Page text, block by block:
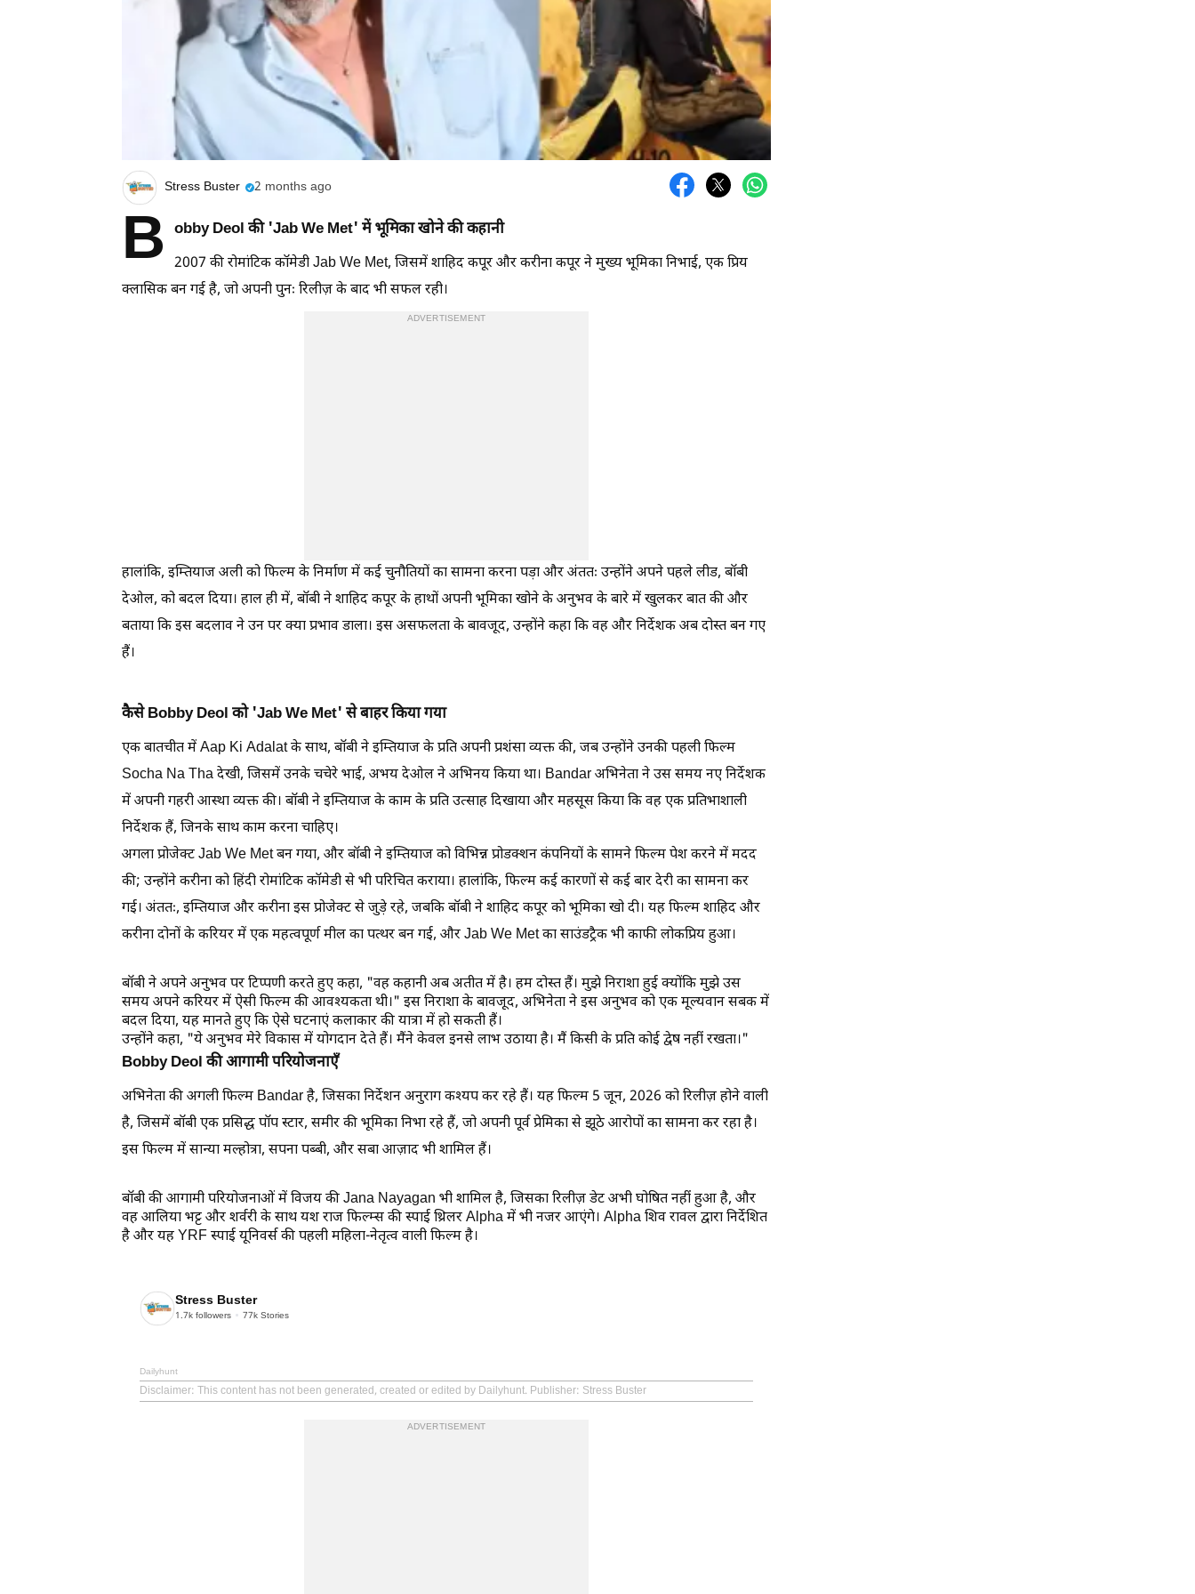
Stress Buster 2 months ago
B obby Deol की 'Jab We Met' में भूमिका खोने की कहानी
2007 की रोमांटिक कॉमेडी Jab We Met, जिसमें शाहिद कपूर और करीना कपूर ने मुख्य भूमिका निभाई, एक प्रिय
क्लासिक बन गई है, जो अपनी पुनः रिलीज़ के बाद भी सफल रही।
ADVERTISEMENT
हालांकि, इम्तियाज अली को फिल्म के निर्माण में कई चुनौतियों का सामना करना पड़ा और अंततः उन्होंने अपने पहले लीड, बॉबी
देओल, को बदल दिया। हाल ही में, बॉबी ने शाहिद कपूर के हाथों अपनी भूमिका खोने के अनुभव के बारे में खुलकर बात की और
बताया कि इस बदलाव ने उन पर क्या प्रभाव डाला। इस असफलता के बावजूद, उन्होंने कहा कि वह और निर्देशक अब दोस्त बन गए
हैं।
कैसे Bobby Deol को 'Jab We Met' से बाहर किया गया
एक बातचीत में Aap Ki Adalat के साथ, बॉबी ने इम्तियाज के प्रति अपनी प्रशंसा व्यक्त की, जब उन्होंने उनकी पहली फिल्म
Socha Na Tha देखी, जिसमें उनके चचेरे भाई, अभय देओल ने अभिनय किया था। Bandar अभिनेता ने उस समय नए निर्देशक
में अपनी गहरी आस्था व्यक्त की। बॉबी ने इम्तियाज के काम के प्रति उत्साह दिखाया और महसूस किया कि वह एक प्रतिभाशाली
निर्देशक हैं, जिनके साथ काम करना चाहिए।
अगला प्रोजेक्ट Jab We Met बन गया, और बॉबी ने इम्तियाज को विभिन्न प्रोडक्शन कंपनियों के सामने फिल्म पेश करने में मदद
की; उन्होंने करीना को हिंदी रोमांटिक कॉमेडी से भी परिचित कराया। हालांकि, फिल्म कई कारणों से कई बार देरी का सामना कर
गई। अंततः, इम्तियाज और करीना इस प्रोजेक्ट से जुड़े रहे, जबकि बॉबी ने शाहिद कपूर को भूमिका खो दी। यह फिल्म शाहिद और
करीना दोनों के करियर में एक महत्वपूर्ण मील का पत्थर बन गई, और Jab We Met का साउंडट्रैक भी काफी लोकप्रिय हुआ।
बॉबी ने अपने अनुभव पर टिप्पणी करते हुए कहा, "वह कहानी अब अतीत में है। हम दोस्त हैं। मुझे निराशा हुई क्योंकि मुझे उस
समय अपने करियर में ऐसी फिल्म की आवश्यकता थी।" इस निराशा के बावजूद, अभिनेता ने इस अनुभव को एक मूल्यवान सबक में
बदल दिया, यह मानते हुए कि ऐसे घटनाएं कलाकार की यात्रा में हो सकती हैं।
उन्होंने कहा, "ये अनुभव मेरे विकास में योगदान देते हैं। मैंने केवल इनसे लाभ उठाया है। मैं किसी के प्रति कोई द्वेष नहीं रखता।"
Bobby Deol की आगामी परियोजनाएँ
अभिनेता की अगली फिल्म Bandar है, जिसका निर्देशन अनुराग कश्यप कर रहे हैं। यह फिल्म 5 जून, 2026 को रिलीज़ होने वाली
है, जिसमें बॉबी एक प्रसिद्ध पॉप स्टार, समीर की भूमिका निभा रहे हैं, जो अपनी पूर्व प्रेमिका से झूठे आरोपों का सामना कर रहा है।
इस फिल्म में सान्या मल्होत्रा, सपना पब्बी, और सबा आज़ाद भी शामिल हैं।
बॉबी की आगामी परियोजनाओं में विजय कीJana Nayagan भी शामिल है, जिसका रिलीज़ डेट अभी घोषित नहीं हुआ है, और
वह आलिया भट्ट और शर्वरी के साथ यश राज फिल्म्स की स्पाई थ्रिलरAlphaमें भी नजर आएंगे। Alphaशिव रावल द्वारा निर्देशित
है और यह YRF स्पाई यूनिवर्स की पहली महिला-नेतृत्व वाली फिल्म है।
Stress Buster
1.7k followers 77k Stories
Dailyhunt
Disclaimer: This content has not been generated, created or edited by Dailyhunt. Publisher: Stress Buster
ADVERTISEMENT